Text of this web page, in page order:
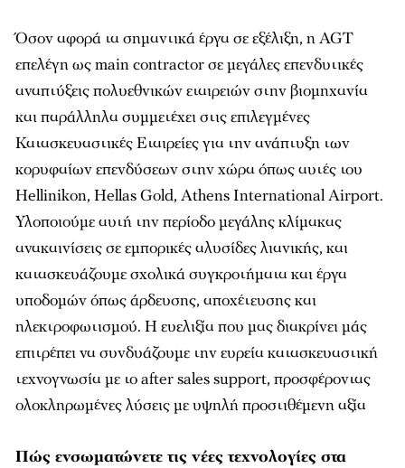
Όσον αφορά τα σημαντικά έργα σε εξέλιξη, η AGT
επελέγη ως main contractor σε μεγάλες επενδυτικές
αναπτύξεις πολυεθνικών εταιρειών στην βιομηχανία
και παράλληλα συμμετέχει στις επιλεγμένες
Κατασκευαστικές Εταιρείες για την ανάπτυξη των
κορυφαίων επενδύσεων στην χώρα όπως αυτές του
Hellinikon, Hellas Gold, Athens International Airport.
Υλοποιούμε αυτή την περίοδο μεγάλης κλίμακας
ανακαινίσεις σε εμπορικές αλυσίδες λιανικής, και
κατασκευάζουμε σχολικά συγκροτήματα και έργα
υποδομών όπως άρδευσης, αποχέτευσης και
ηλεκτροφωτισμού. Η ευελιξία που μας διακρίνει μάς
επιτρέπει να συνδυάζουμε την ευρεία κατασκευαστική
τεχνογνωσία με το after sales support, προσφέροντας
ολοκληρωμένες λύσεις με υψηλή προστιθέμενη αξία
Πώς ενσωματώνετε τις νέες τεχνολογίες στα